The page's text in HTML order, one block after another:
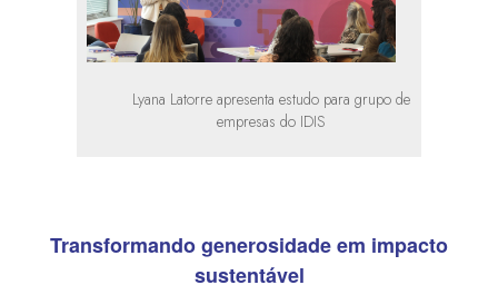
Lyana Latorre apresenta estudo para grupo de
empresas do IDIS
Transformando generosidade em impacto
sustentável